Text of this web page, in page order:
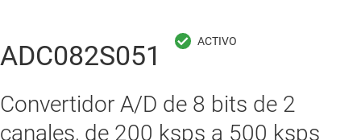
ADC082S051
Convertidor A/D de 8 bits de 2
canales, de 200 ksps a 500 ksps